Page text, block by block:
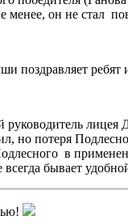
менее, он не стал
поздравляет
лицея
но потеря
в
бывает